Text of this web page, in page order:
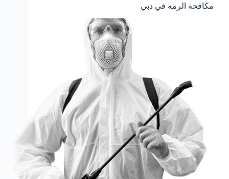
مكافحة الرمه في دبي